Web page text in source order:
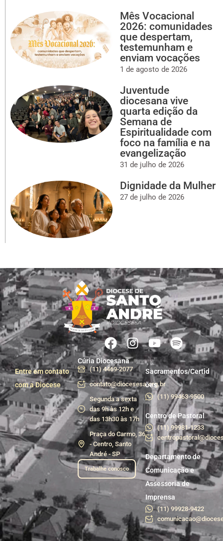
Mês Vocacional
2026: comunidades
que despertam,
testemunham e
enviam vocações
1 de agosto de 2026
Juventude
diocesana vive
quarta edição da
Semana de
Espiritualidade com
foco na família e na
evangelização
31 de julho de 2026
Dignidade da Mulher
27 de julho de 2026
Entre em contato
com a Diocese
Cúria Diocesana
(11) 4469-2077
contato@diocesesa.org.br
Segunda a sexta
das 9h às 12h e
das 13h30 às 17h
Praça do Carmo, 36
- Centro, Santo
André - SP
Trabalhe conosco
Sacramentos/Certid
ões
(11) 99463-9500
Centro de Pastoral
(11) 99981-1233
Departamento de
Comunicação e
Assessoria de
Imprensa
(11) 99928-9422